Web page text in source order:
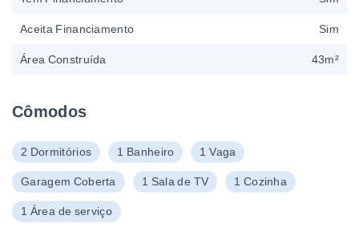
Cômodos
2 Dormitórios 1 Banheiro 1 Vaga
Garagem Coberta 1 Sala de TV 1 Cozinha
1 Área de serviço
Aceita Financiamento Sim
Área Construída 43m²